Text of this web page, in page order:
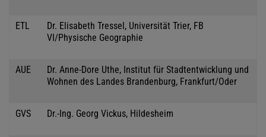
ETL
Dr. Elisabeth Tressel, Universität Trier, FB
VI/Physische Geographie
AUE
Dr. Anne-Dore Uthe, Institut für Stadtentwicklung und
Wohnen des Landes Brandenburg, Frankfurt/Oder
GVS Dr.-Ing. Georg Vickus, Hildesheim